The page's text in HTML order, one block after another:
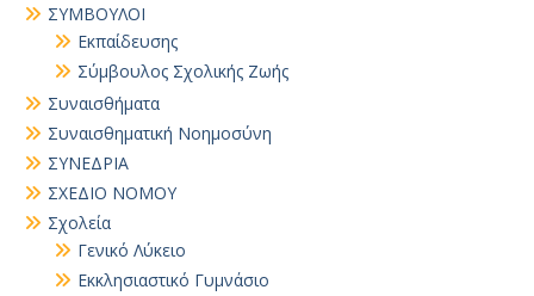
ΣΥΜΒΟΥΛΟΙ
Εκπαίδευσης
Σύμβουλος Σχολικής Ζωής
Συναισθήματα
Συναισθηματική Νοημοσύνη
ΣΥΝΕΔΡΙΑ
ΣΧΕΔΙΟ ΝΟΜΟΥ
Σχολεία
Γενικό Λύκειο
Εκκλησιαστικό Γυμνάσιο